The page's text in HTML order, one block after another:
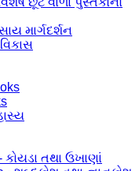
માર્ગદર્શન
કોયડા તથા ઉખાણાં